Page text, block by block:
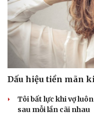
Dấu hiệu tiền mãn
Tôi bất lực khi vợ
sau mỗi lần cãi nhau